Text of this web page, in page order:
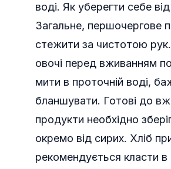
воді. Як уберегти себе
Загальне, першочергове
стежити за чистотою
овочі перед вживанням
мити в проточній воді,
бланшувати. Готові до
продукти необхідно
окремо від сирих. Хліб
рекомендується класти в